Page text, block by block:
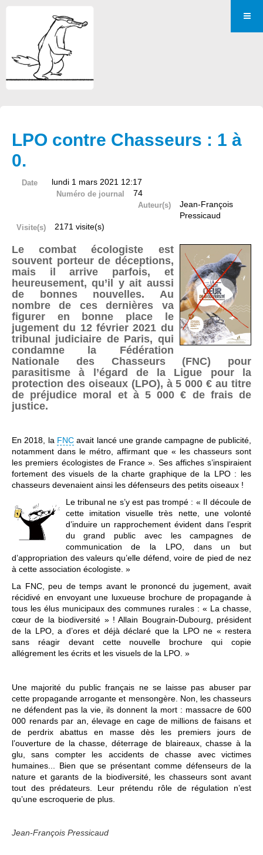
LPO contre Chasseurs : 1 à
0.
Date lundi 1 mars 2021 12:17
Numéro de journal 74
Auteur(s)
Jean-François
Pressicaud
Visite(s) 2171 visite(s)
Le combat écologiste est
souvent porteur de déceptions,
mais il arrive parfois, et
heureusement, qu’il y ait aussi
de bonnes nouvelles. Au
nombre de ces dernières va
figurer en bonne place le
jugement du 12 février 2021 du
tribunal judiciaire de Paris, qui
condamne la Fédération
Nationale des Chasseurs (FNC) pour
parasitisme à l’égard de la Ligue pour la
protection des oiseaux (LPO), à 5 000 € au titre
de préjudice moral et à 5 000 € de frais de
justice.
En 2018, la FNCavait lancé une grande campagne de publicité,
notamment dans le métro, affirmant que « les chasseurs sont
les premiers écologistes de France ». Ses affiches s’inspiraient
fortement des visuels de la charte graphique de la LPO : les
chasseurs devenaient ainsi les défenseurs des petits oiseaux !
Le tribunal ne s’y est pas trompé : « Il découle de
cette imitation visuelle très nette, une volonté
d’induire un rapprochement évident dans l’esprit
du grand public avec les campagnes de
communication de la LPO, dans un but
d’appropriation des valeurs qu’elle défend, voire de pied de nez
à cette association écologiste. »
La FNC, peu de temps avant le prononcé du jugement, avait
récidivé en envoyant une luxueuse brochure de propagande à
tous les élus municipaux des communes rurales : « La chasse,
cœur de la biodiversité » ! Allain Bougrain-Dubourg, président
de la LPO, a d’ores et déjà déclaré que la LPO ne « restera
sans réagir devant cette nouvelle brochure qui copie
allégrement les écrits et les visuels de la LPO. »
Une majorité du public français ne se laisse pas abuser par
cette propagande arrogante et mensongère. Non, les chasseurs
ne défendent pas la vie, ils donnent la mort : massacre de 600
000 renards par an, élevage en cage de millions de faisans et
de perdrix abattus en masse dès les premiers jours de
l’ouverture de la chasse, déterrage de blaireaux, chasse à la
glu, sans compter les accidents de chasse avec victimes
humaines... Bien que se présentant comme défenseurs de la
nature et garants de la biodiversité, les chasseurs sont avant
tout des prédateurs. Leur prétendu rôle de régulation n’est
qu’une escroquerie de plus.
Jean-François Pressicaud